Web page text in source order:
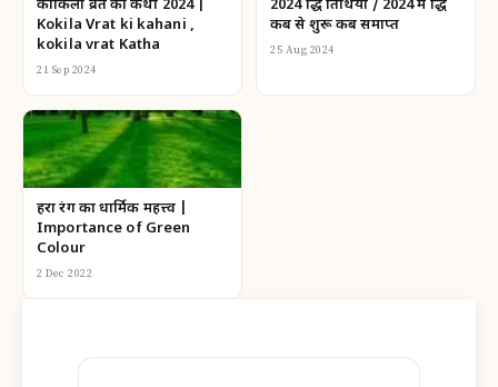
कोकिला व्रत की कथा 2024 |
Kokila Vrat ki kahani ,
kokila vrat Katha
21 Sep 2024
2024 श्राद्ध तिथियां / 2024 में श्राद्ध
कब से शुरू कब समाप्त
25 Aug 2024
हरा रंग का धार्मिक महत्त्व |
Importance of Green
Colour
2 Dec 2022